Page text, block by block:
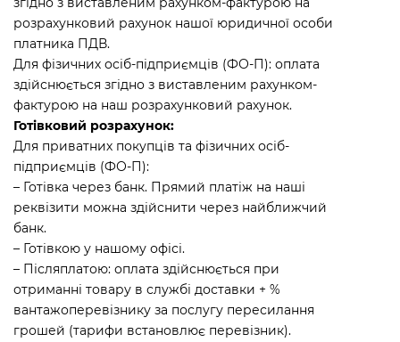
розрахунковий рахунок нашої юридичної особи
платника ПДВ.
Для фізичних осіб-підприємців (ФО-П): оплата
здійснюється згідно з виставленим рахунком-
фактурою на наш розрахунковий рахунок.
Готівковий розрахунок:
Для приватних покупців та фізичних осіб-
підприємців (ФО-П):
– Готівка через банк. Прямий платіж на наші
реквізити можна здійснити через найближчий
банк.
– Готівкою у нашому офісі.
– Післяплатою: оплата здійснюється при
отриманні товару в службі доставки + %
вантажоперевізнику за послугу пересилання
грошей (тарифи встановлює перевізник).